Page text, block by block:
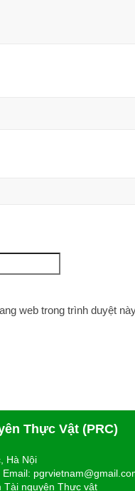
web trong trình duyệt
Thực Vật (PRC)
Hà Nội
Tài nguyên Thực vật